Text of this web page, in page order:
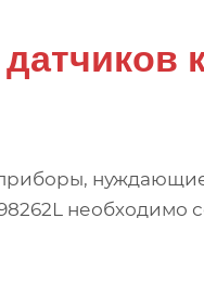
необходимо